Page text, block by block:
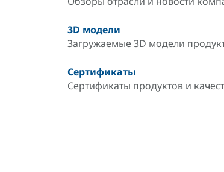
3D модели
Загружаемые 3D модели
Сертификаты
Сертификаты продуктов и